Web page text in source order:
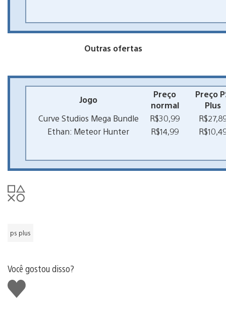
Outras ofertas
Jogo
Preço
normal
Preço
Plus
Curve Studios Mega Bundle
R$30,99
Ethan: Meteor Hunter
R$14,99
ps plus
Você gostou disso?
Curtir